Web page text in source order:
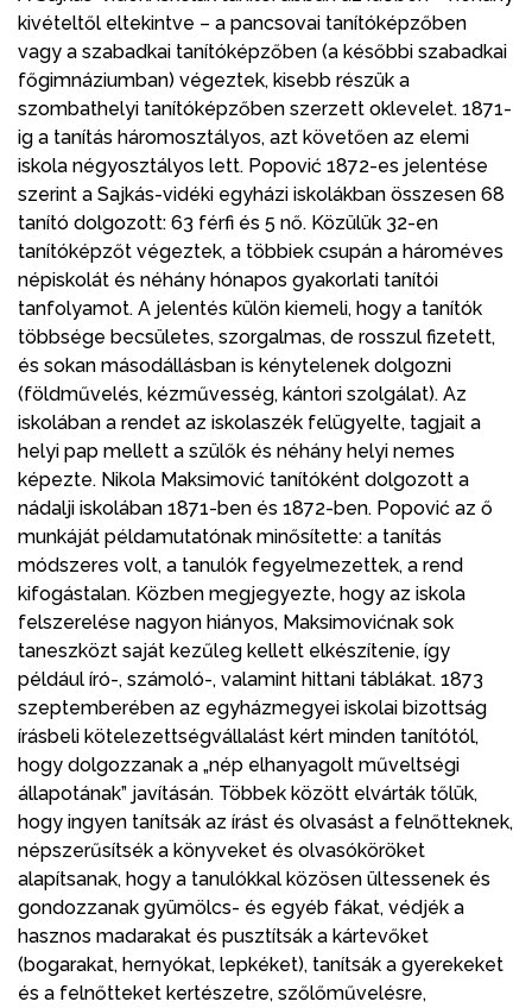
kivételtől eltekintve – a pancsovai tanítóképzőben
vagy a szabadkai tanítóképzőben (a későbbi szabadkai
főgimnáziumban) végeztek, kisebb részük a
szombathelyi tanítóképzőben szerzett oklevelet. 1871-
ig a tanítás háromosztályos, azt követően az elemi
iskola négyosztályos lett. Popović 1872-es jelentése
szerint a Sajkás-vidéki egyházi iskolákban összesen 68
tanító dolgozott: 63 férfi és 5 nő. Közülük 32-en
tanítóképzőt végeztek, a többiek csupán a hároméves
népiskolát és néhány hónapos gyakorlati tanítói
tanfolyamot. A jelentés külön kiemeli, hogy a tanítók
többsége becsületes, szorgalmas, de rosszul fizetett,
és sokan másodállásban is kénytelenek dolgozni
(földművelés, kézművesség, kántori szolgálat). Az
iskolában a rendet az iskolaszék felügyelte, tagjait a
helyi pap mellett a szülők és néhány helyi nemes
képezte. Nikola Maksimović tanítóként dolgozott a
nádalji iskolában 1871-ben és 1872-ben. Popović az ő
munkáját példamutatónak minősítette: a tanítás
módszeres volt, a tanulók fegyelmezettek, a rend
kifogástalan. Közben megjegyezte, hogy az iskola
felszerelése nagyon hiányos, Maksimovićnak sok
taneszközt saját kezűleg kellett elkészítenie, így
például író-, számoló-, valamint hittani táblákat. 1873
szeptemberében az egyházmegyei iskolai bizottság
írásbeli kötelezettségvállalást kért minden tanítótól,
hogy dolgozzanak a „nép elhanyagolt műveltségi
állapotának” javításán. Többek között elvárták tőlük,
hogy ingyen tanítsák az írást és olvasást a felnőtteknek,
népszerűsítsék a könyveket és olvasóköröket
alapítsanak, hogy a tanulókkal közösen ültessenek és
gondozzanak gyümölcs- és egyéb fákat, védjék a
hasznos madarakat és pusztítsák a kártevőket
(bogarakat, hernyókat, lepkéket), tanítsák a gyerekeket
és a felnőtteket kertészetre, szőlőművelésre,